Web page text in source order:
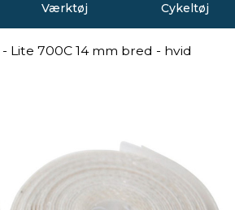
Værktøj Cykeltøj
700C 14 mm bred - hvid